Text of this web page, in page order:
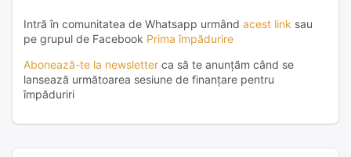
Intră în comunitatea de Whatsapp urmând acest link sau
pe grupul de Facebook Prima împădurire
Abonează-te la newsletter ca să te anunțăm când se
lansează următoarea sesiune de finanțare pentru
împăduriri